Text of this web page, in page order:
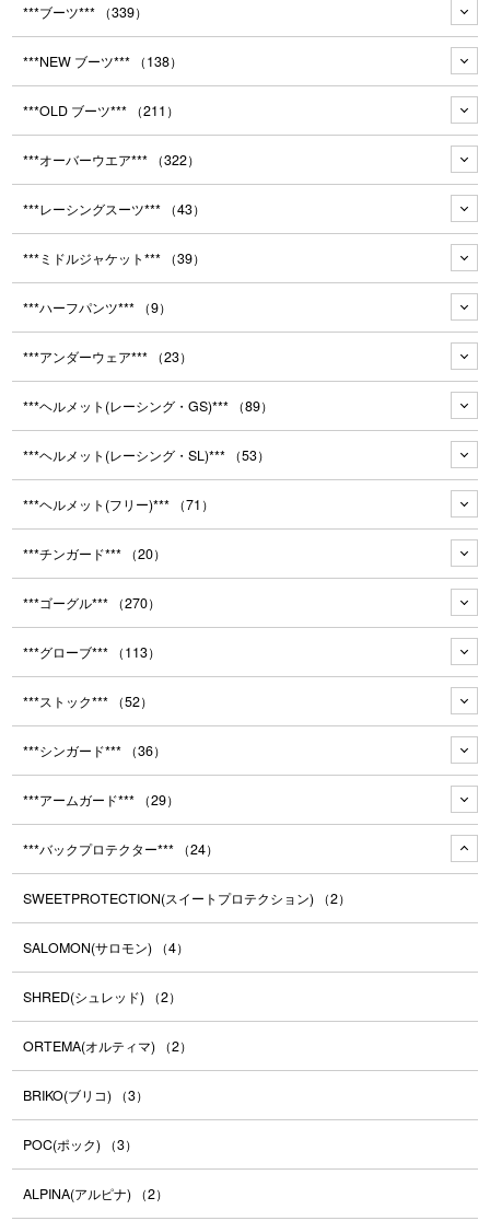
***ブーツ*** （339）
***NEW ブーツ*** （138）
***OLD ブーツ*** （211）
***オーバーウエア*** （322）
***レーシングスーツ*** （43）
***ミドルジャケット*** （39）
***ハーフパンツ*** （9）
***アンダーウェア*** （23）
***ヘルメット(レーシング・GS)*** （89）
***ヘルメット(レーシング・SL)*** （53）
***ヘルメット(フリー)*** （71）
***チンガード*** （20）
***ゴーグル*** （270）
***グローブ*** （113）
***ストック*** （52）
***シンガード*** （36）
***アームガード*** （29）
***バックプロテクター*** （24）
SWEETPROTECTION(スイートプロテクション) （2）
SALOMON(サロモン) （4）
SHRED(シュレッド) （2）
ORTEMA(オルティマ) （2）
BRIKO(ブリコ) （3）
POC(ポック) （3）
ALPINA(アルピナ) （2）